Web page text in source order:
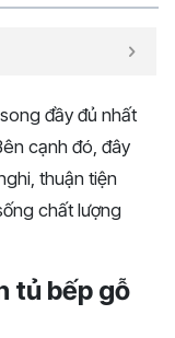
đầy đủ nhất
cạnh đó, đây
thuận tiện
chất lượng
tủ bếp gỗ